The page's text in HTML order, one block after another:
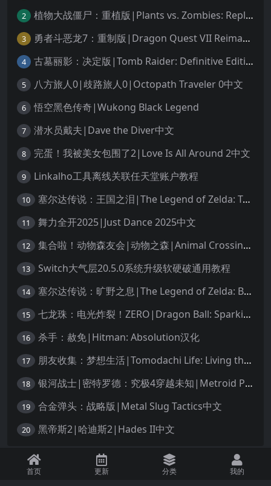
2 植物大战僵尸：重植版|Plants vs. Zombies: Replanted中文
3 勇者斗恶龙7：重制版|Dragon Quest VII Reimagined中文
4 古墓丽影：决定版|Tomb Raider: Definitive Edition中文
5 八方旅人0|歧路旅人0|Octopath Traveler 0中文
6 悟空黑色传奇|Wukong Black Legend
7 潜水员戴夫|Dave the Diver中文
8 完蛋！我被美女包围了2|Love Is All Around 2中文
9 Linkalho工具离线关联任天堂账户教程
10 塞尔达传说：王国之泪|The Legend of Zelda: Tears of the Kingdom中文
11 舞力全开2025|Just Dance 2025中文
12 集合啦！动物森友会|动物之森|Animal Crossing: New Horizons中文
13 Switch大气层20.5.0系统升级软硬破通用教程
14 塞尔达传说：旷野之息|The Legend of Zelda: Breath of the Wild中文
15 七龙珠：电光炸裂！ZERO|Dragon Ball: Sparking! Zero中文
16 杀手：赦免|Hitman: Absolution汉化
17 朋友收集：梦想生活|Tomodachi Life: Living the Dream中文
18 银河战士|密特罗德：究极4穿越未知|Metroid Prime 4: Beyond中文
19 合金弹头：战略版|Metal Slug Tactics中文
20 黑帝斯2|哈迪斯2|Hades II中文
免责声明：本站资源均源自网络，诺涉及您的版权，知识产权或其他利益，请附
首页 更新 分类 我的